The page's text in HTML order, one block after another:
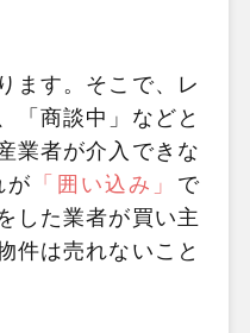
ます。そこで、レ
「商談中」などと
業者が介入できな
が
「囲い込み」 で
した業者が買い主
件は売れないこと